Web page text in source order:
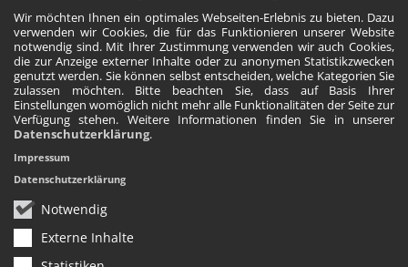
Wir möchten Ihnen ein optimales Webseiten-Erlebnis zu bieten. Dazu
verwenden wir Cookies, die für das Funktionieren unserer Website
notwendig sind. Mit Ihrer Zustimmung verwenden wir auch Cookies,
die zur Anzeige externer Inhalte oder zu anonymen Statistikzwecken
genutzt werden. Sie können selbst entscheiden, welche Kategorien Sie
zulassen möchten. Bitte beachten Sie, dass auf Basis Ihrer
Einstellungen womöglich nicht mehr alle Funktionalitäten der Seite zur
Verfügung stehen. Weitere Informationen finden Sie in unserer
Datenschutzerklärung.
Notwendig
Externe Inhalte
Impressum
Datenschutzerklärung